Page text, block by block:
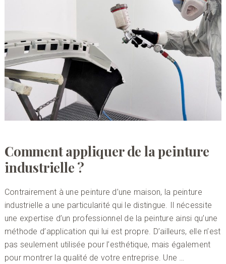
Comment appliquer de la peinture
industrielle ?
Contrairement à une peinture d’une maison, la peinture
industrielle a une particularité qui le distingue. Il nécessite
une expertise d’un professionnel de la peinture ainsi qu’une
méthode d’application qui lui est propre. D’ailleurs, elle n’est
pas seulement utilisée pour l’esthétique, mais également
pour montrer la qualité de votre entreprise. Une …